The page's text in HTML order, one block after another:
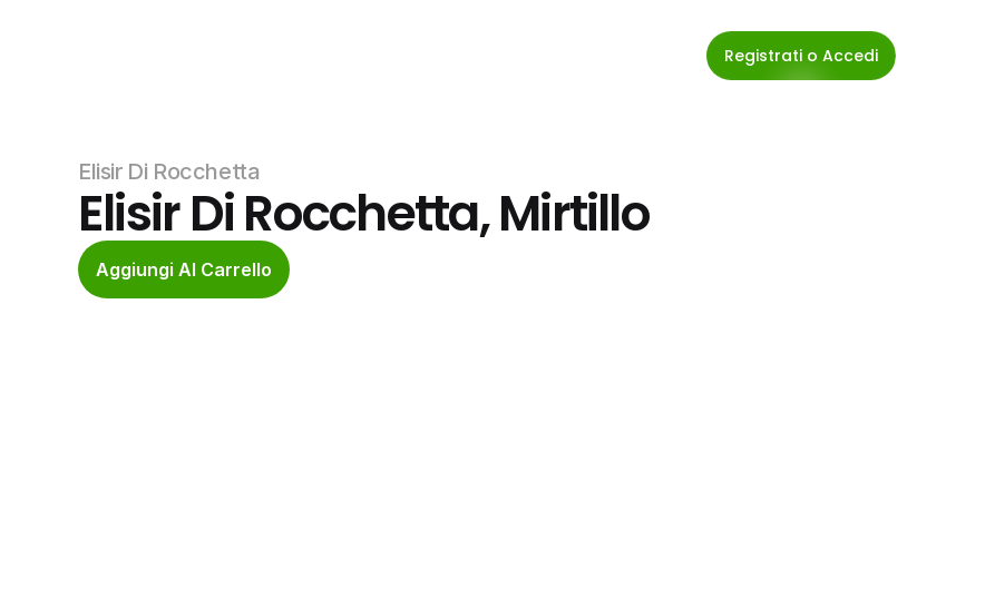
Registrati o Accedi
Elisir Di Rocchetta
Elisir Di Rocchetta, Mirtillo
Aggiungi Al Carrello